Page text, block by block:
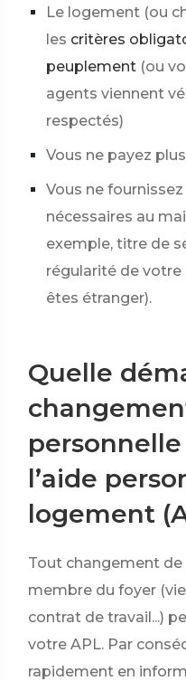
Le logement (ou
les critères
peuplement (ou
agents viennent
respectés)
Vous ne payez
Vous ne
nécessaires au
exemple, titre de
régularité de votre
êtes étranger).
Quelle
l’aide
logement
Tout changement
membre du foyer
contrat de travail...)
votre APL. Par
rapidement en